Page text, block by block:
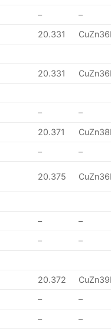
–
–
20.331
20.331
–
–
20.371
– –
20.375
–
–
– –
20.372
–
–
–
–